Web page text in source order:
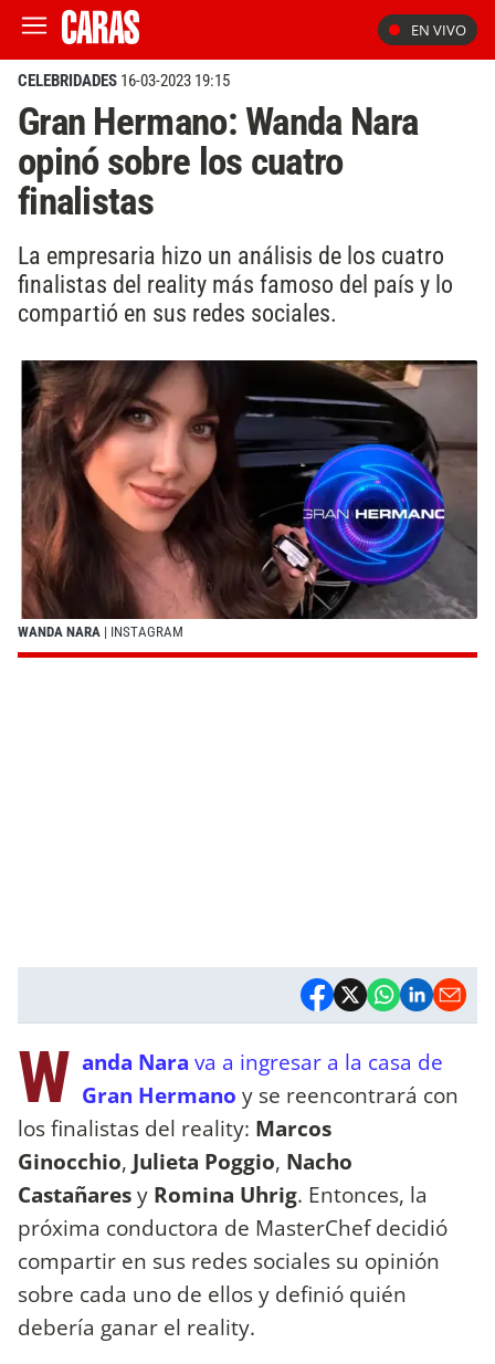
EN VIVO
CELEBRIDADES 16-03-2023 19:15
Gran Hermano: Wanda Nara
opinó sobre los cuatro
finalistas
La empresaria hizo un análisis de los cuatro
finalistas del reality más famoso del país y lo
compartió en sus redes sociales.
WANDA NARA | INSTAGRAM
W anda Nara va a ingresar a la casa de
Gran Hermano y se reencontrará con
los finalistas del reality: Marcos
Ginocchio, Julieta Poggio, Nacho
Castañaresy Romina Uhrig. Entonces, la
próxima conductora de MasterChef decidió
compartir en sus redes sociales su opinión
sobre cada uno de ellos y definió quién
debería ganar el reality.